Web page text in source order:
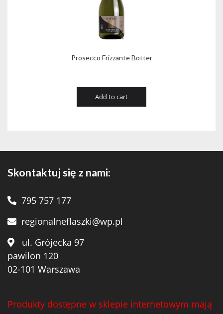
Prosecco Frizzante Botter
Add to cart
Skontaktuj się z nami:
795 757 177
regionalneflaszki@wp.pl
ul. Grójecka 97
pawilon 120
02-101 Warszawa
Produkty dostępne w sklepie internetowym mają